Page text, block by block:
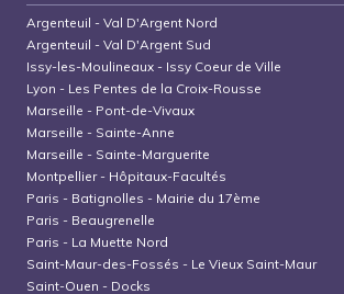
Argenteuil -Val D'Argent Nord
Argenteuil -Val D'Argent Sud
Issy-les-Moulineaux - Issy Coeur de Ville
Lyon - Les Pentes de la Croix-Rousse
Marseille - Pont-de-Vivaux
Marseille - Sainte-Anne
Marseille - Sainte-Marguerite
Montpellier- Hôpitaux-Facultés
Paris - Batignolles - Mairie du 17ème
Paris - Beaugrenelle
Paris - La Muette Nord
Saint-Maur-des-Fossés - Le Vieux Saint-Maur
Saint-Ouen - Docks